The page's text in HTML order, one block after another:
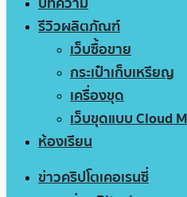
รีวิวผลิตภัณฑ์
เว็บซื้อขาย
กระเป๋าเก็บเหรียญ
เครื่องขุด
เว็บขุดแบบ Cloud
ห้องเรียน
ข่าวคริปโตเคอเรนซี่